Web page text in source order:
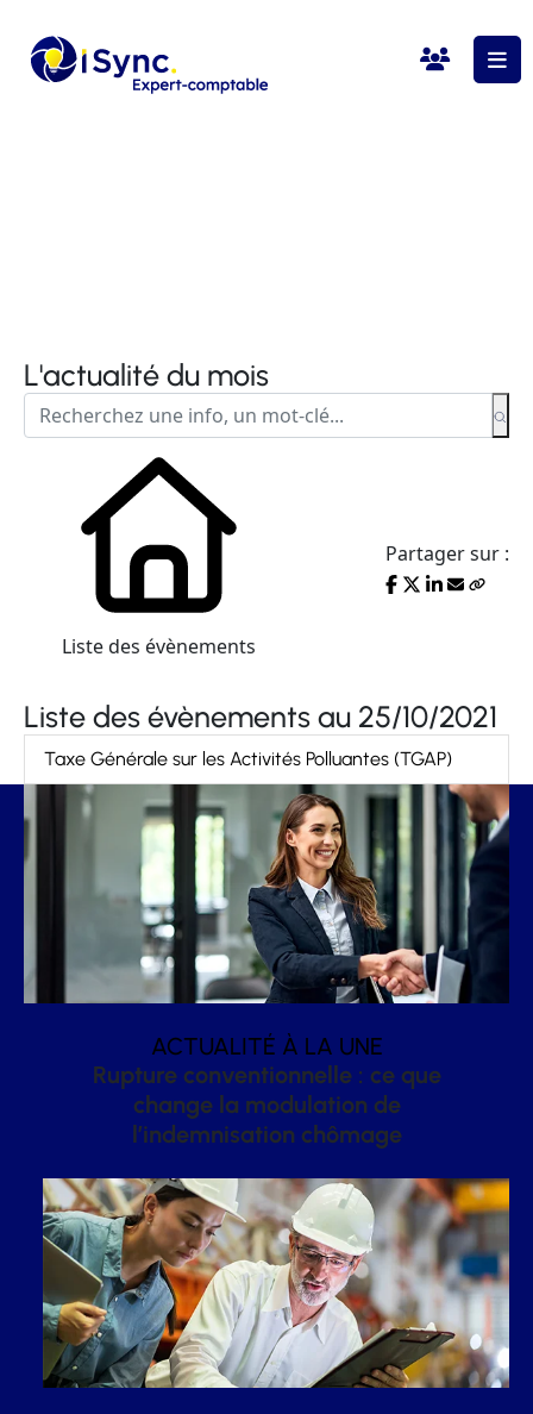
L'actualité du mois
Liste des évènements
Partager sur :
Liste des évènements au 25/10/2021
Taxe Générale sur les Activités Polluantes (TGAP)
ACTUALITÉ À LA UNE
Rupture conventionnelle : ce que
change la modulation de
l’indemnisation chômage